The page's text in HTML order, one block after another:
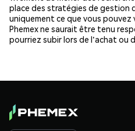
place des stratégies de gestion
uniquement ce que vous
Phemex ne saurait être tenu
pourriez subir lors de l'achat ou